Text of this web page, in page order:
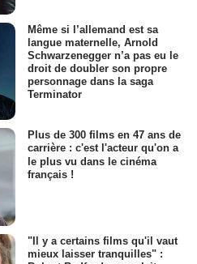
Même si l’allemand est sa
langue maternelle, Arnold
Schwarzenegger n’a pas eu le
droit de doubler son propre
personnage dans la saga
Terminator
Plus de 300 films en 47 ans de
carrière : c'est l'acteur qu'on a
le plus vu dans le cinéma
français !
"Il y a certains films qu'il vaut
mieux laisser tranquilles" :